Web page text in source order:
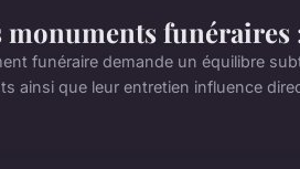
monuments
funéraire demande un équilibre
ainsi que leur entretien influence